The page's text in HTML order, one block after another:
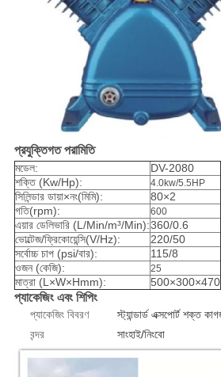
প্রযুক্তিগত পরামিতি
মডেল:
DV-2080
শক্তি (Kw/Hp):
4.0kw/5.5HP
সিলিন্ডার ডায়া×নং(মিমি):
80×2
গতি(rpm):
600
এয়ার ডেলিভারি (L/Min/m³/Min):360/0.6
ভোল্টেজ/ফ্রিকোয়েন্সি(V/Hz):
220/50
সর্বোচ্চ চাপ (psi/বার):
115/8
ওজন (কেজি):
25
মাত্রা (L×W×Hmm): 500×300×470
প্যাকেজিং এবং শিপিং
প্যাকেজিং বিবরণ
বন্দর সাংহাই/নিংবো